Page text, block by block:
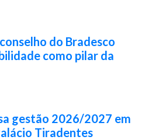
do Bradesco
como pilar da
gestão 2026/2027 em
Tiradentes